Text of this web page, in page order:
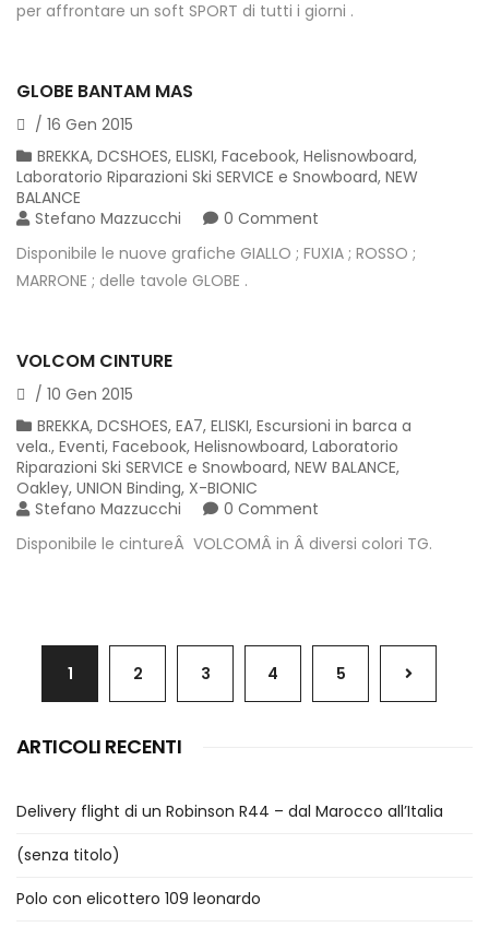
per affrontare un soft SPORT di tutti i giorni .
GLOBE BANTAM MAS
/ 16 Gen 2015
BREKKA, DCSHOES, ELISKI, Facebook, Helisnowboard,
Laboratorio Riparazioni Ski SERVICE e Snowboard, NEW
BALANCE
Stefano Mazzucchi
0 Comment
Disponibile le nuove grafiche GIALLO ; FUXIA ; ROSSO ;
MARRONE ; delle tavole GLOBE .
VOLCOM CINTURE
/ 10 Gen 2015
BREKKA, DCSHOES, EA7, ELISKI, Escursioni in barca a
vela., Eventi, Facebook, Helisnowboard, Laboratorio
Riparazioni Ski SERVICE e Snowboard, NEW BALANCE,
Oakley, UNION Binding, X-BIONIC
Stefano Mazzucchi
0 Comment
Disponibile le cintureÂ VOLCOMÂ in Â diversi colori TG.
1 2 3 4 5
ARTICOLI RECENTI
Delivery flight di un Robinson R44 – dal Marocco all’Italia
(senza titolo)
Polo con elicottero 109 leonardo